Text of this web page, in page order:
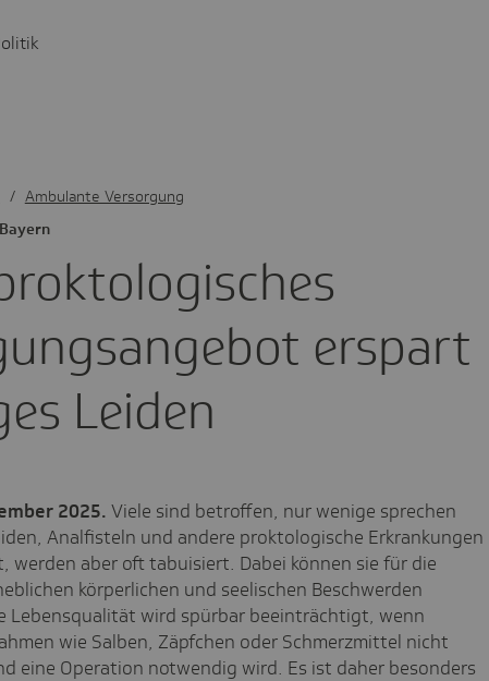
erspart
Leiden
Ambulante Versorgung
2025. Viele sind betroffen, nur wenige sprechen
Analfisteln und andere proktologische Erkrankungen
werden aber oft tabuisiert. Dabei können sie für die
körperlichen und seelischen Beschwerden
Lebensqualität wird spürbar beeinträchtigt, wenn
wie Salben, Zäpfchen oder Schmerzmittel nicht
eine Operation notwendig wird. Es ist daher besonders